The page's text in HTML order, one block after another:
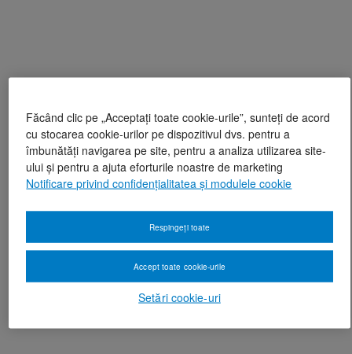
Făcând clic pe „Acceptați toate cookie-urile”, sunteți de acord
cu stocarea cookie-urilor pe dispozitivul dvs. pentru a
îmbunătăți navigarea pe site, pentru a analiza utilizarea site-
ului și pentru a ajuta eforturile noastre de marketing
Notificare privind confidențialitatea și modulele cookie
Setări cookie-uri
Respingeți toate
Accept toate cookie-urile